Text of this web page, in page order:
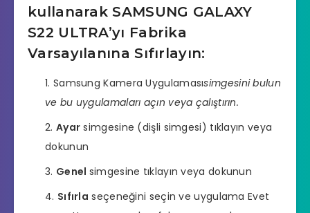
kullanarak SAMSUNG GALAXY
S22 ULTRA’yı Fabrika
Varsayılanına Sıfırlayın:
Samsung Kamera Uygulamasısimgesini bulun
ve bu uygulamaları açın veya çalıştırın.
Ayar simgesine (dişli simgesi) tıklayın veya
dokunun
Genel simgesine tıklayın veya dokunun
Sıfırla seçeneğini seçin ve uygulama Evet